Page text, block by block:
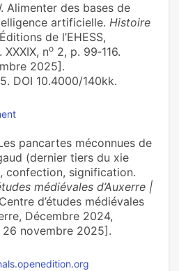
Alimenter des bases de
artificielle. Histoire
de l’EHESS,
no 2, p. 99‑116.
2025].
DOI 10.4000/140kk.
pancartes méconnues de
(dernier tiers du xie
confection, signification.
médiévales d’Auxerre |
d’études médiévales
Décembre 2024,
novembre 2025].